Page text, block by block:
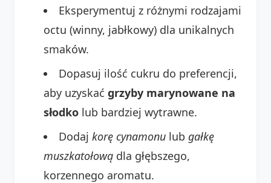
Eksperymentuj z różnymi rodzajami
octu (winny, jabłkowy) dla unikalnych
smaków.
Dopasuj ilość cukru do preferencji,
aby uzyskać grzyby marynowane na
słodko lub bardziej wytrawne.
Dodaj korę cynamonu lub gałkę
muszkatołową dla głębszego,
korzennego aromatu.